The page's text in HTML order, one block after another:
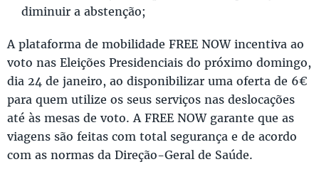
diminuir a abstenção;
A plataforma de mobilidade FREE NOW incentiva ao
voto nas Eleições Presidenciais do próximo domingo,
dia 24 de janeiro, ao disponibilizar uma oferta de 6€
para quem utilize os seus serviços nas deslocações
até às mesas de voto. A FREE NOW garante que as
viagens são feitas com total segurança e de acordo
com as normas da Direção-Geral de Saúde.